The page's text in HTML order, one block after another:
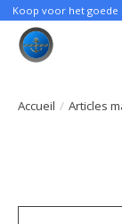
Koop voor het goede
Accueil / Articles